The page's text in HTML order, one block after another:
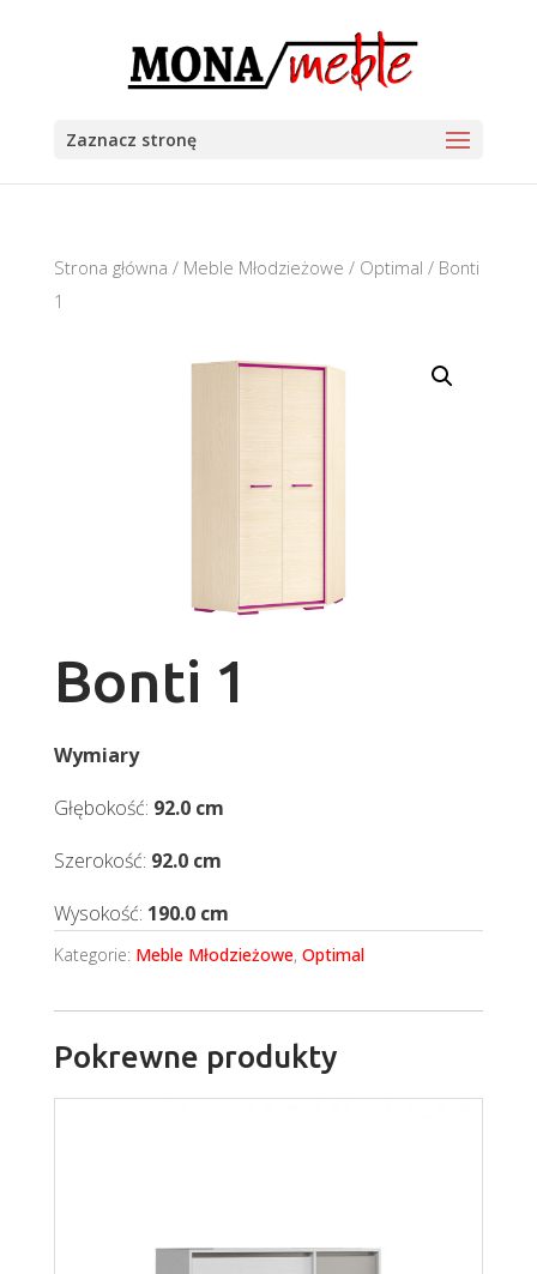
Zaznacz stronę
Strona główna / Meble Młodzieżowe / Optimal / Bonti
1
Bonti 1
Wymiary
Głębokość: 92.0 cm
Szerokość: 92.0 cm
Wysokość: 190.0 cm
Kategorie: Meble Młodzieżowe, Optimal
Pokrewne produkty